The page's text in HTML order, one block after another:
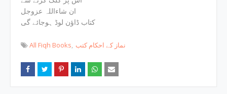
ان شاءاللہ عزوجل
کتاب ڈاؤن لوڈ ہوجائے گی
All Fiqh Books نماز کے احکام کتب